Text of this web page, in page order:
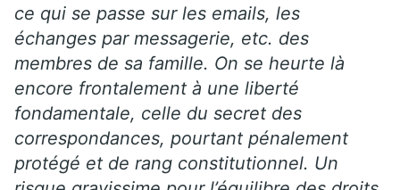
ce qui se passe sur les emails, les
échanges par messagerie, etc. des
membres de sa famille. On se heurte là
encore frontalement à une liberté
fondamentale, celle du secret des
correspondances, pourtant pénalement
protégé et de rang constitutionnel. Un